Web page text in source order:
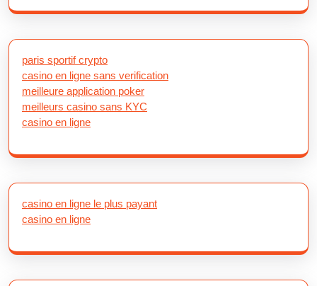
paris sportif crypto
casino en ligne sans verification
meilleure application poker
meilleurs casino sans KYC
casino en ligne
casino en ligne le plus payant
casino en ligne